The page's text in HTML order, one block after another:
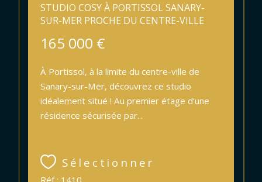
STUDIO COSY À PORTISSOL SANARY-
SUR-MER PROCHE DU CENTRE-VILLE
165 000 €
À Portissol, à la limite du centre-ville de
Sanary-sur-Mer, découvrez ce studio
idéalement situé ! Au premier étage d’une
résidence sécurisée par...
Sélectionner